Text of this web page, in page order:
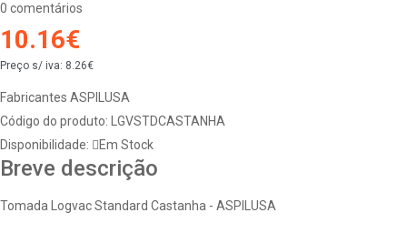
0 comentários
10.16€
Preço s/ iva: 8.26€
Fabricantes ASPILUSA
Código do produto:
LGVSTDCASTANHA
Disponibilidade:
Em Stock
Breve descrição
Tomada Logvac Standard Castanha - ASPILUSA